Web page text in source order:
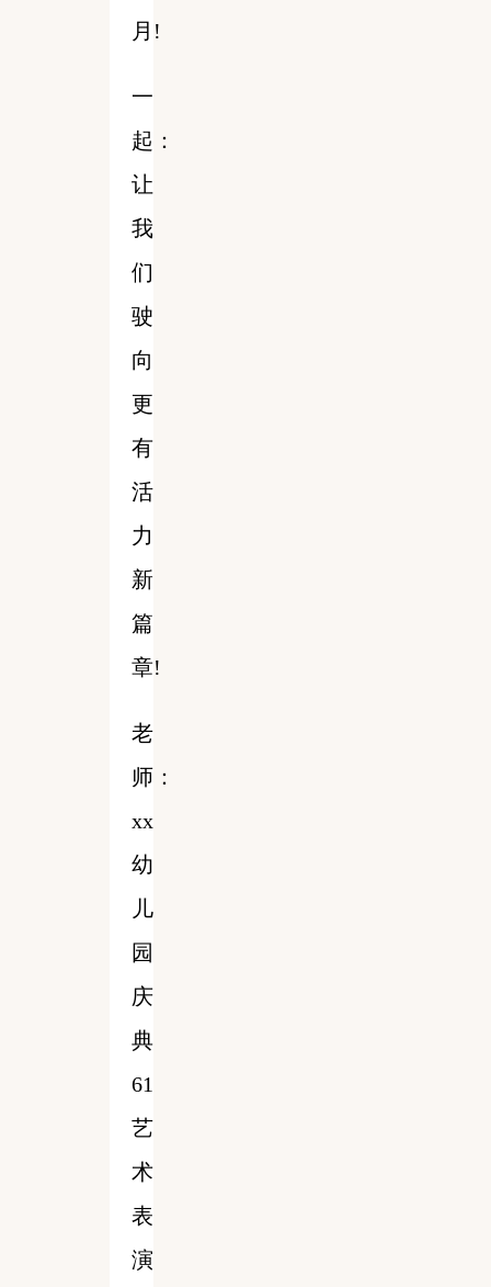
月!
一
起：
让
我
们
驶
向
更
有
活
力
新
篇
章!
老
师：
xx
幼
儿
园
庆
典
61
艺
术
表
演